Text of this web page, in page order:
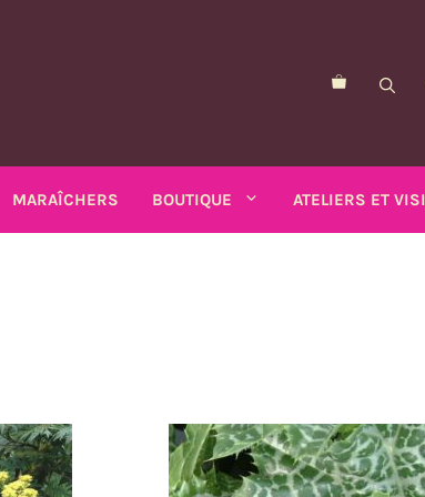
Souci - calendula
Cosmos
Gloire-du-matin
Gueules-de-loup
Myosotis
Nicandre
Nigelle
MARAÎCHERS BOUTIQUE ATELIERS ET